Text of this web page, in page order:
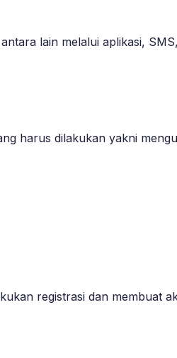
lain melalui aplikasi,
harus dilakukan yakni
registrasi dan membuat